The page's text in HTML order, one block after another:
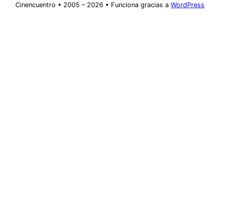
Cinencuentro • 2005 – 2026 • Funciona gracias aWordPress